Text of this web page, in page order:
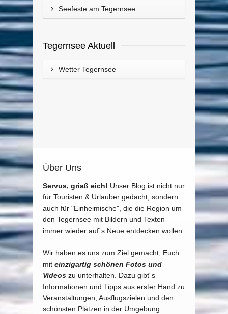
Seefeste am Tegernsee
Tegernsee Aktuell
Wetter Tegernsee
Über Uns
Servus, griaß eich! Unser Blog ist nicht nur
für Touristen & Urlauber gedacht, sondern
auch für "Einheimische", die die Region um
den Tegernsee mit Bildern und Texten
immer wieder auf´s Neue entdecken wollen.
Wir haben es uns zum Ziel gemacht, Euch
mit einzigartig schönen Fotos und
Videos zu unterhalten. Dazu gibt´s
Informationen und Tipps aus erster Hand zu
Veranstaltungen, Ausflugszielen und den
schönsten Plätzen in der Umgebung.